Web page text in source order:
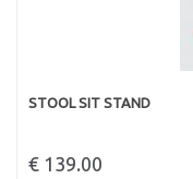
STOOL SIT STAND
€ 139.00